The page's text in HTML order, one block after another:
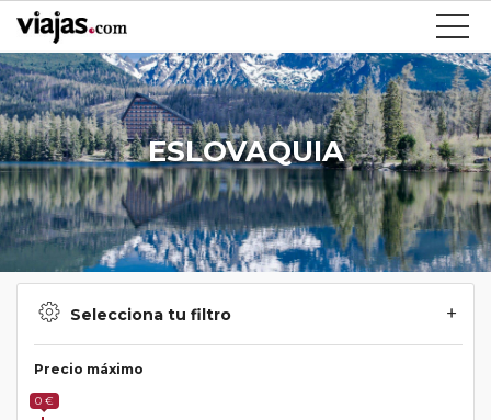
ESLOVAQUIA
Selecciona tu filtro
Precio máximo
0 €